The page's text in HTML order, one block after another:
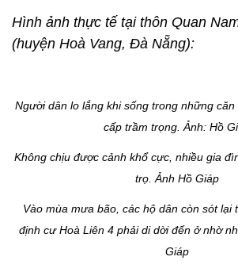
Hình ảnh thực tế tại thôn Quan
(huyện Hoà Vang, Đà Nẵng):
Người dân lo lắng khi sống trong những
cấp trầm trọng. Ảnh: Hồ
Không chịu được cảnh khổ cực, nhiều gia
trọ. Ảnh Hồ Giáp
Vào mùa mưa bão, các hộ dân còn sót lại
định cư Hoà Liên 4 phải di dời đến ở nhờ
Giáp